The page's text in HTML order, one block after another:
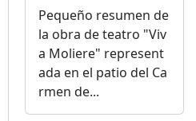
Pequeño resumen de
la obra de teatro "Viv
a Moliere" represent
ada en el patio del Ca
rmen de...